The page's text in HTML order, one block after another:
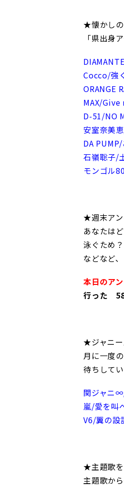
★懐かし
「県出身
Cocco/強
ORANGE
MAX/Give
D-51/NO
安室奈美
DA
石嶺聡子/
モンゴル
★週末ア
あなたは
泳ぐため
などなど
本日のア
行った
★ジャニ
月に一度
待ちしてい
関ジャニ
嵐/愛を叫
V6/翼の設
★主題歌を
主題歌か